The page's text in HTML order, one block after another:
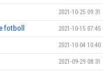
2021-10-25 09:31
fotboll 2021-10-15 07:45
2021-10-04 10:40
2021-09-29 08:31